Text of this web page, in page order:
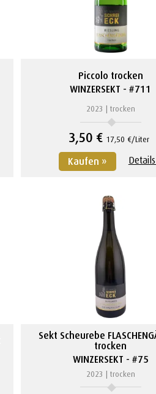
Piccolo trocken
WINZERSEKT
#711
2023 trocken
3,50 € 17,50 €/Liter
Kaufen »
Sekt Scheurebe
trocken
WINZERSEKT #75
2023 trocken